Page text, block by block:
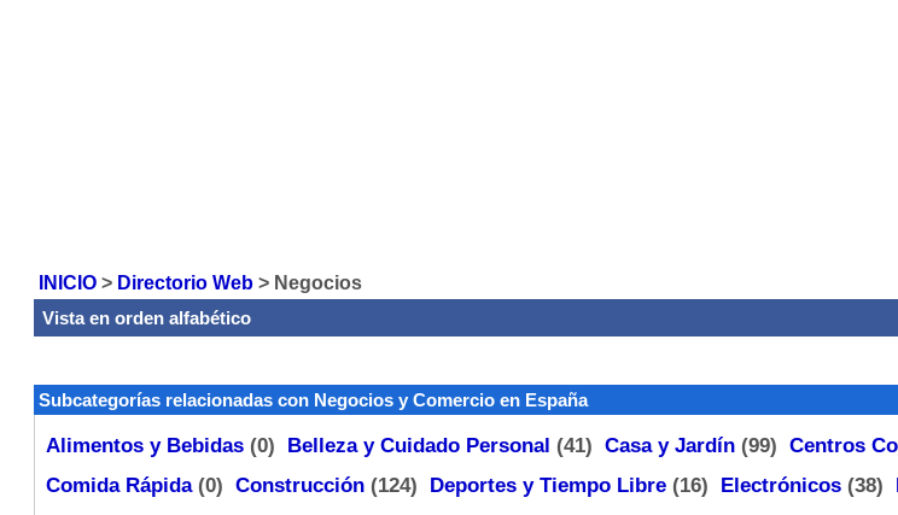
INICIO> Directorio Web >Negocios
Vista en orden alfabético
Subcategorías relacionadas con Negocios y Comercio en España
Alimentos y Bebidas(0) Belleza y Cuidado Personal (41) Casa y Jardín(99) Centros
Comida Rápida(0) Construcción(124) Deportes y Tiempo Libre(16) Electrónicos(38)